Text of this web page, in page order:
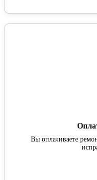
Вы оплачиваете